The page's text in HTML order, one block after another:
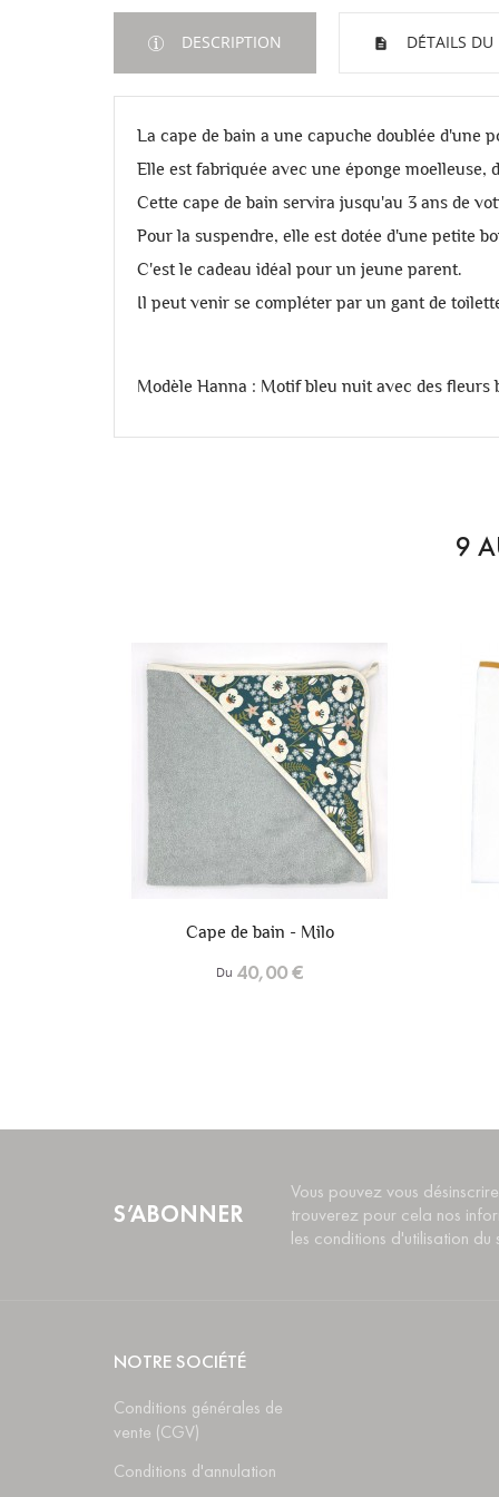
DESCRIPTION DÉTAILS
La cape de bain a une capuche doublée d'une
Elle est fabriquée avec une éponge moelleuse,
Cette cape de bain servira jusqu'au 3 ans de
Pour la suspendre, elle est dotée d'une petite
C'est le cadeau idéal pour un jeune parent.
Il peut venir se compléter par un gant de
Modèle Hanna : Motif bleu nuit avec des fleurs
9
Cape de bain - Lior
Du 40,00 €
S’ABONNER
Vous pouvez vous
trouverez pour cela nos
les conditions d'utilisation du
NOTRE SOCIÉTÉ
Conditions générales de
vente (CGV)
Conditions d'annulation